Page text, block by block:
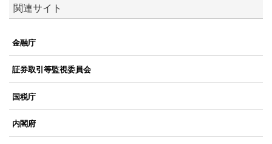
関連サイト
金融庁
証券取引等監視委員会
国税庁
内閣府